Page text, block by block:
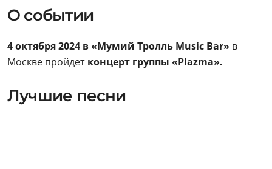
О событии
4 октября 2024 в «Мумий Тролль Music Bar» в
Москве пройдет концерт группы «Plazma».
Лучшие песни